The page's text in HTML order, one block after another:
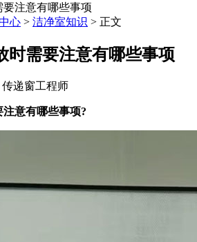
心 > 洁净室知识 > 正文
时需要注意有哪些事项
递窗工程师
意有哪些事项?